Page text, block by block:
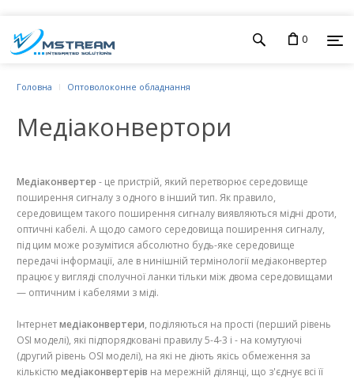
0
Головна Оптоволоконне обладнання
Медiаконвертори
Медіаконвертер - це пристрій, який перетворює середовище
поширення сигналу з одного в інший тип. Як правило,
середовищем такого поширення сигналу виявляються мідні дроти,
оптичні кабелі. А щодо самого середовища поширення сигналу,
під цим може розумітися абсолютно будь-яке середовище
передачі інформації, але в нинішній термінології медіаконвертер
працює у вигляді сполучної ланки тільки між двома середовищами
— оптичним і кабелями з міді.
Інтернетмедіаконвертери, поділяються на прості (перший рівень
OSI моделі), які підпорядковані правилу 5-4-3 і - на комутуючі
(другий рівень OSI моделі), на які не діють якісь обмеження за
кількістю медіаконвертерів на мережній ділянці, що з'єднує всі її